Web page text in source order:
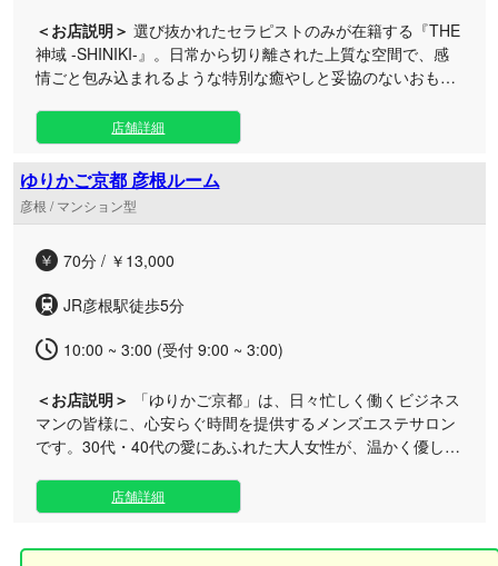
＜お店説明＞ 選び抜かれたセラピストのみが在籍する『THE
神域 -SHINIKI-』。日常から切り離された上質な空間で、感
情ごと包み込まれるような特別な癒やしと妥協のないおもて
おり、他のお客様を気にせず過ごせる完全個室をご用意いた
しました。 日々の忙しさから解放されて静かに癒やされたい
大人の方や、お仕事帰りの遅い時間帯にリフレッシュしたい
ビジネスマンの方に最適です。 磨き抜かれたセラピストが、
心を込めて丁寧に、そして大胆に施す極上のトリートメント
ない所作と空気感に満ちた別世界で、心ゆくまでご堪能くだ
店舗詳細
ゆりかご京都 彦根ルーム
彦根 / マンション型
70分 / ￥13,000
JR彦根駅徒歩5分
10:00 ~ 3:00 (受付 9:00 ~ 3:00)
＜お店説明＞
「ゆりかご京都」は、日々忙しく働くビジネス
マンの皆様に、心安らぐ時間を提供するメンズエステサロン
です。30代・40代の愛にあふれた大人女性が、温かく優しい
では、厳選されたセラピストが「愛のてのひら」を使い、温
かいオイルでゆっくりと全身を押し流す極上のマッサージを
店舗詳細